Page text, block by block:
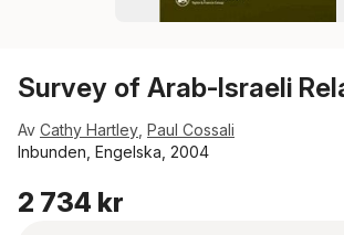
Survey of Arab-Israeli
Av Cathy Hartley Paul Cossali
Inbunden, Engelska, 2004
2 734 kr